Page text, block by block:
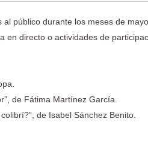
público durante los meses de
en directo o actividades de
de Fátima Martínez García.
de Isabel Sánchez Benito.